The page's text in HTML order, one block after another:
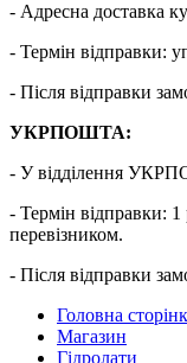
- Адресна доставка
- Термін відправки:
- Після відправки
УКРПОШТА:
- У відділення
- Термін відправки:
перевізником.
- Після відправки
Головна
Магазин
Гідролати